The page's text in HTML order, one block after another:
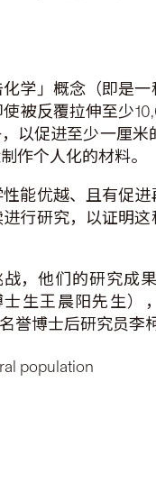
学」概念（即是
被反覆拉伸至少
以促进至少一厘
作个人化的材料。
能优越、且有促
行研究，以证明
，他们的研究成
生王晨阳先生
誉博士后研究员李
population